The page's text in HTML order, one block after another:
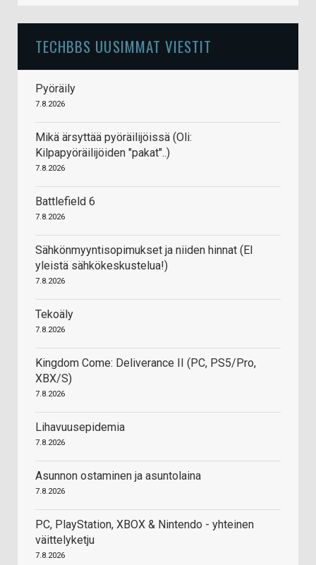
TECHBBS UUSIMMAT VIESTIT
Pyöräily
7.8.2026
Mikä ärsyttää pyöräilijöissä (Oli:
Kilpapyöräilijöiden "pakat"..)
7.8.2026
Battlefield 6
7.8.2026
Sähkönmyyntisopimukset ja niiden hinnat (EI
yleistä sähkökeskustelua!)
7.8.2026
Tekoäly
7.8.2026
Kingdom Come: Deliverance II (PC, PS5/Pro,
XBX/S)
7.8.2026
Lihavuusepidemia
7.8.2026
Asunnon ostaminen ja asuntolaina
7.8.2026
PC, PlayStation, XBOX & Nintendo - yhteinen
väittelyketju
7.8.2026